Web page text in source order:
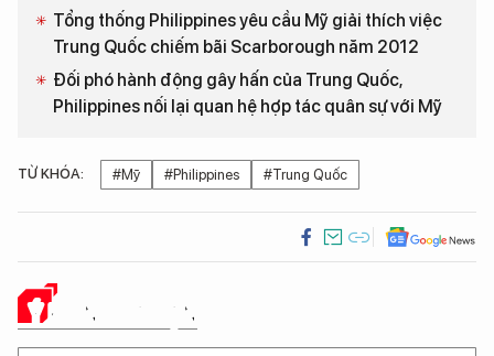
Tổng thống Philippines yêu cầu Mỹ giải thích việc
Trung Quốc chiếm bãi Scarborough năm 2012
Đối phó hành động gây hấn của Trung Quốc,
Philippines nối lại quan hệ hợp tác quân sự với Mỹ
TỪ KHÓA: #Mỹ #Philippines #Trung Quốc
Ý KIẾN CỦA BẠN